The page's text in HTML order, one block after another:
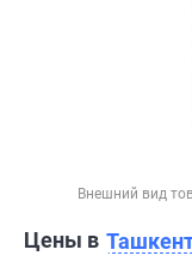
Внешний вид
Цены в